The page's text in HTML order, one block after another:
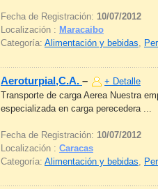
Fecha de Registración: 10/07/2012
Localización : Maracaibo
Categoría: Alimentación y bebidas,
Aeroturpial,C.A. –
+ Detalle
Transporte de carga Aerea Nuestra
especializada en carga perecedera ...
Fecha de Registración: 10/07/2012
Localización : Caracas
Categoría: Alimentación y bebidas,